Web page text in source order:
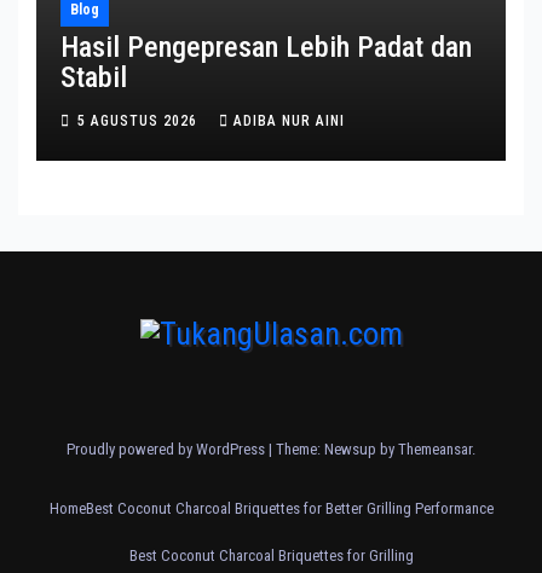
Blog
Hasil Pengepresan Lebih Padat dan
Stabil
5 AGUSTUS 2026 ADIBA NUR AINI
Proudly powered by WordPress | Theme: Newsup by Themeansar.
HomeBest Coconut Charcoal Briquettes for Better Grilling Performance
Best Coconut Charcoal Briquettes for Grilling